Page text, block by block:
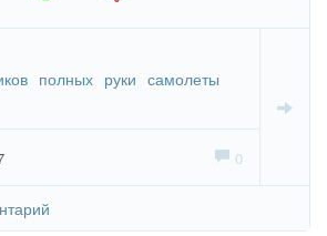
полных руки самолеты
0